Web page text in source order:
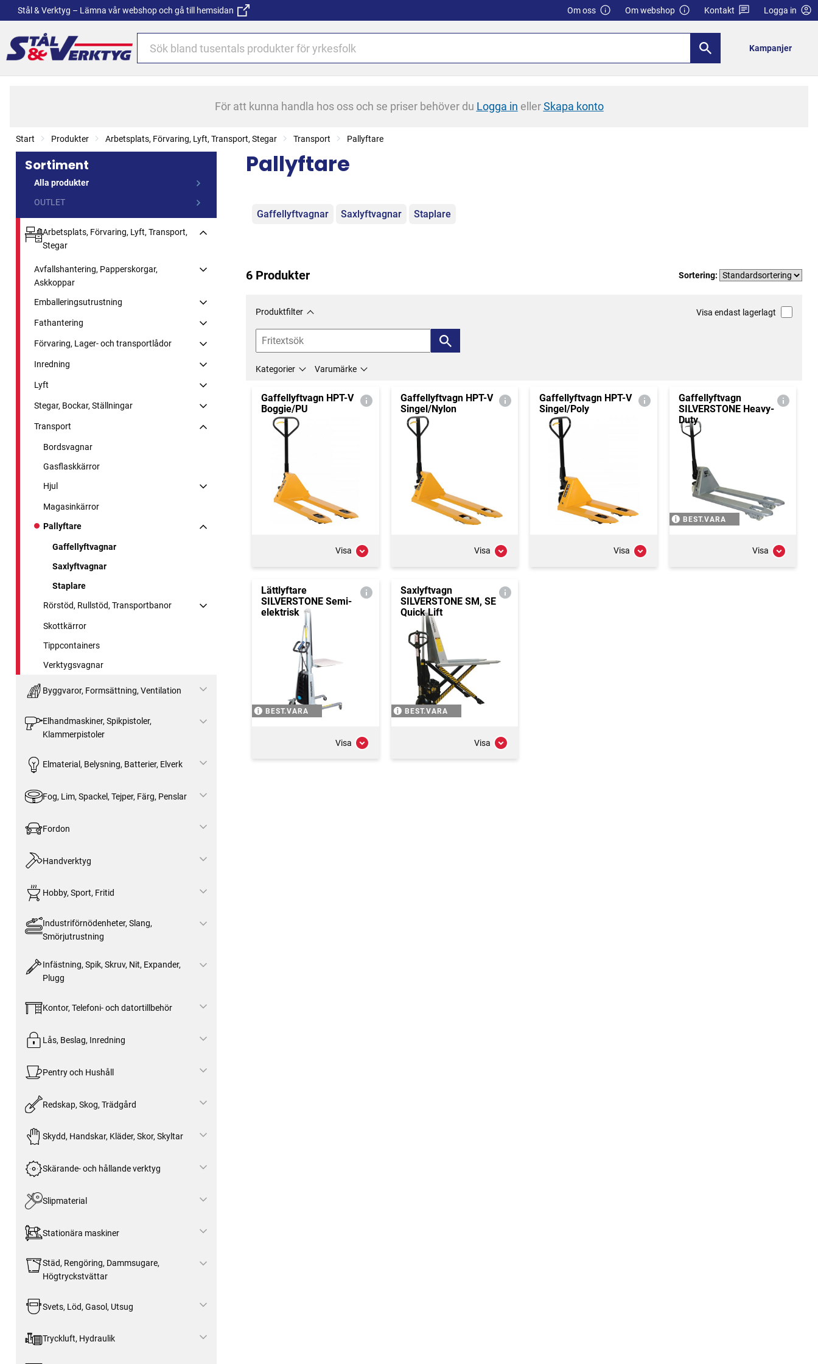
Stål & Verktyg – Lämna vår webshop och gå till hemsidan Om oss Om webshop Kontakt Logga in
Kampanjer
För att kunna handla hos oss och se priser behöver du Logga in ellerSkapa konto
Start Produkter Arbetsplats, Förvaring, Lyft, Transport, Stegar Transport Pallyftare
Sortiment
Alla produkter
OUTLET
Arbetsplats, Förvaring, Lyft, Transport,
Stegar
Avfallshantering, Papperskorgar,
Askkoppar
Emballeringsutrustning
Fathantering
Förvaring, Lager- och transportlådor
Inredning
Lyft
Stegar, Bockar, Ställningar
Transport
Bordsvagnar
Gasflaskkärror
Hjul
Magasinkärror
Pallyftare
Gaffellyftvagnar
Saxlyftvagnar
Staplare
Rörstöd, Rullstöd, Transportbanor
Skottkärror
Tippcontainers
Verktygsvagnar
Byggvaror, Formsättning, Ventilation
Elhandmaskiner, Spikpistoler,
Klammerpistoler
Elmaterial, Belysning, Batterier, Elverk
Fog, Lim, Spackel, Tejper, Färg, Penslar
Fordon
Handverktyg
Hobby, Sport, Fritid
Industriförnödenheter, Slang,
Smörjutrustning
Infästning, Spik, Skruv, Nit, Expander,
Plugg
Kontor, Telefoni- och datortillbehör
Lås, Beslag, Inredning
Pentry och Hushåll
Redskap, Skog, Trädgård
Skydd, Handskar, Kläder, Skor, Skyltar
Skärande- och hållande verktyg
Slipmaterial
Stationära maskiner
Städ, Rengöring, Dammsugare,
Högtryckstvättar
Svets, Löd, Gasol, Utsug
Tryckluft, Hydraulik
Pallyftare
Kategorier
Gaffellyftvagnar Saxlyftvagnar Staplare
6 Produkter Sortering:
Produktfilter Visa endast lagerlagt
Kategorier Varumärke
Gaffellyftvagn HPT-V
Boggie/PU
Visa
Gaffellyftvagn HPT-V
Singel/Nylon
Visa
Gaffellyftvagn HPT-V
Singel/Poly
Visa
Gaffellyftvagn
SILVERSTONE Heavy-
Duty
BEST.VARA
Visa
Lättlyftare
SILVERSTONE Semi-
elektrisk
BEST.VARA
Visa
Saxlyftvagn
SILVERSTONE SM, SE
Quick Lift
BEST.VARA
Visa